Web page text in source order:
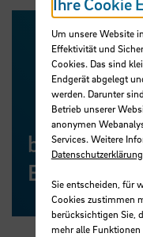
botanika -
Um unsere Website
Effektivität und
Cookies. Das sind
Endgerät abgelegt
werden. Darunter
Betrieb unserer
anonymen
Services. Weitere
Datenschutzerklärung
Sie entscheiden, für
Cookies zustimmen
berücksichtigen Sie,
mehr alle